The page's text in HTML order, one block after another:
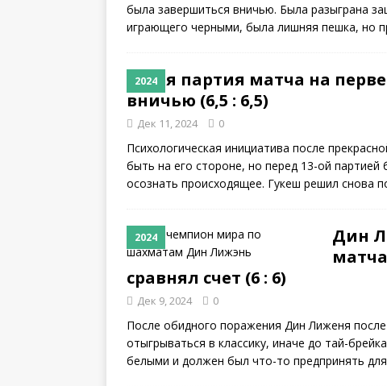
[ Май 11, 2026 ]
Фаустино
истории в возрасте 12 лет
была завершиться вничью. Была разыграна
играющего черными, была лишняя пешка, но
2024
13-я партия матча на
вничью (6,5 : 6,5)
Дек 11, 2024 0
Психологическая инициатива после
быть на его стороне, но перед 13-ой
осознать происходящее. Гукеш решил снова
2024
Дин
сравнял счет (6 : 6)
Дек 9, 2024 0
После обидного поражения Дин Лиженя
отыгрываться в классику, иначе до тай-
белыми и должен был что-то предпринять